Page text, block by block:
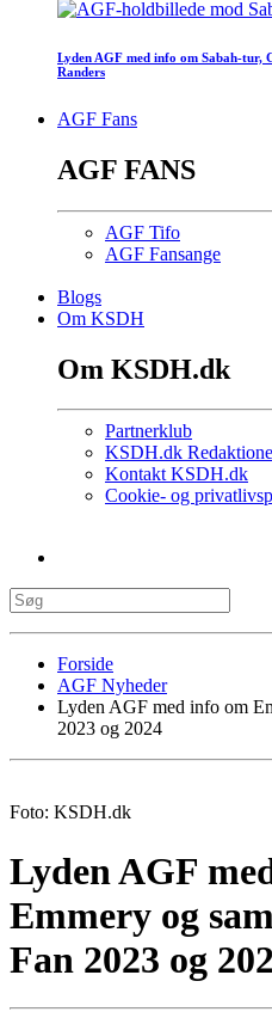
Lyden AGF med info om Sabah-tur,
Randers
AGF Fans
AGF FANS
AGF Tifo
AGF Fansange
Blogs
Om KSDH
Om KSDH.dk
Partnerklub
KSDH.dk
Kontakt KSDH.dk
Cookie- og
Forside
AGF Nyheder
Lyden AGF med info om
2023 og 2024
Foto: KSDH.dk
Lyden AGF
Emmery og
Fan 2023 og